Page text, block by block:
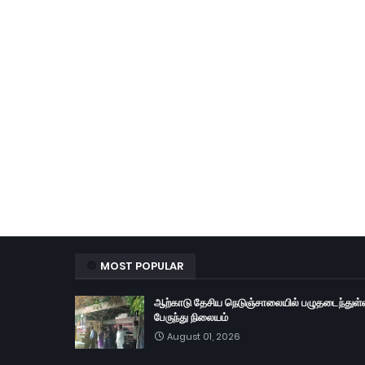
MOST POPULAR
ஆற்காடு தேசிய நெடுஞ்சாலையில்
பேருந்து நிலையம்
August 01, 2026